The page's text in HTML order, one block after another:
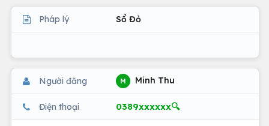
Pháp lý Sổ Đỏ
Người đăng M Minh Thu
Điện thoại 0389xxxxxx🔍